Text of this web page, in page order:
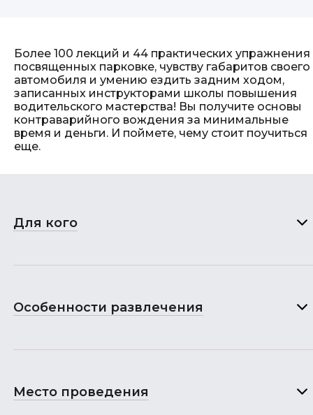
Более 100 лекций и 44 практических упражнения
посвященных парковке, чувству габаритов своего
автомобиля и умению ездить задним ходом,
записанных инструкторами школы повышения
водительского мастерства! Вы получите основы
контраварийного вождения за минимальные
время и деньги. И поймете, чему стоит поучиться
еще.
Для кого
Особенности развлечения
Место проведения